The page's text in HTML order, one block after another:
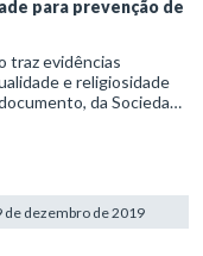
para prevenção de
traz evidências
e religiosidade
da Sociedade
do colesterol
de dezembro de 2019